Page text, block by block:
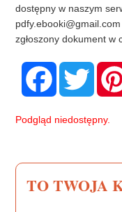
dostępny w naszym
pdfy.ebooki@gmail.com
zgłoszony dokument w
F
o
T
w
e
Podgląd niedostępny.
TO TWOJA